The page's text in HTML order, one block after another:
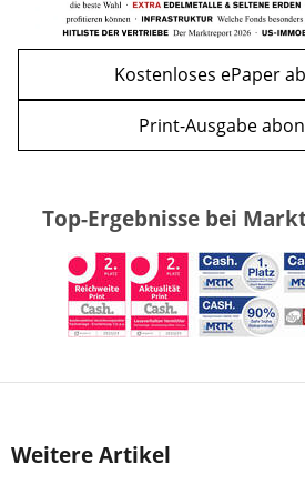
Kostenloses ePaper
Print-Ausgabe
Top-Ergebnisse bei
Weitere Artikel